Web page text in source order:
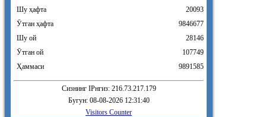
Шу ҳафта
Ӯтган ҳафта
Шу ой
Ӯтган ой
Ҳаммаси
20093
9846677
28146
107749
9891585
Сизнинг IPнгиз: 216.73.217.179
Бугун: 08-08-2026 12:31:40
Visitors Counter